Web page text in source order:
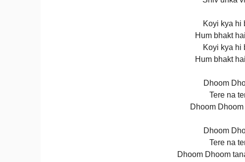
Koyi kya hi
Hum bhakt
Koyi kya hi
Hum bhakt
Dhoom
Tere na
Dhoom
Dhoom
Tere na
Dhoom Dhoom